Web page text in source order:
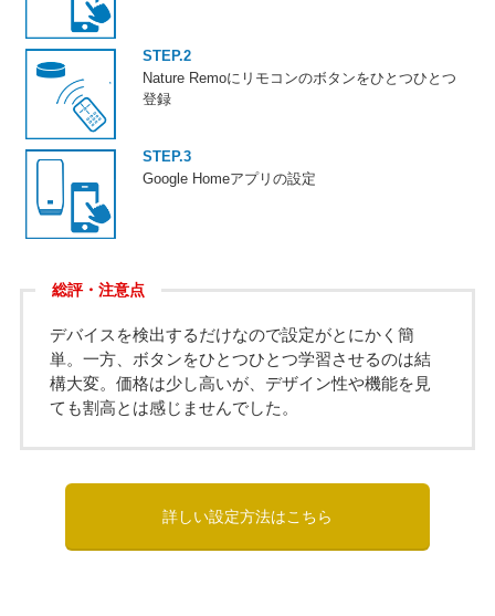
STEP.2
Nature Remoにリモコンのボタンをひとつひとつ
登録
STEP.3
Google Homeアプリの設定
総評・注意点
デバイスを検出するだけなので設定がとにかく簡
単。一方、ボタンをひとつひとつ学習させるのは結
構大変。価格は少し高いが、デザイン性や機能を見
ても割高とは感じませんでした。
詳しい設定方法はこちら